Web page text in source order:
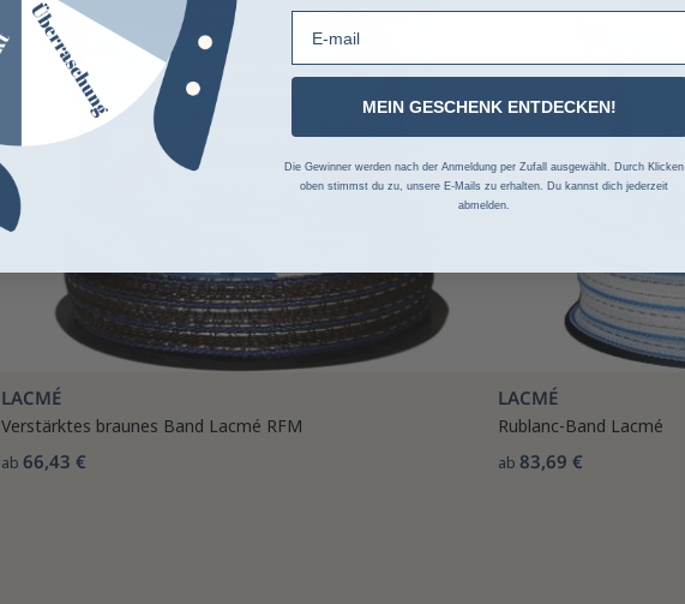
LACMÉ
Verstärktes braunes Band Lacmé RFM
ab66,43 €
LACMÉ
Rublanc-Band Lacmé
ab 83,69 €
MEIN GESCHENK ENTDECKEN!
Die Gewinner werden nach der Anmeldung per Zufall ausgewählt. Durch Klicken
oben stimmst du zu, unsere E-Mails zu erhalten. Du kannst dich jederzeit
abmelden.